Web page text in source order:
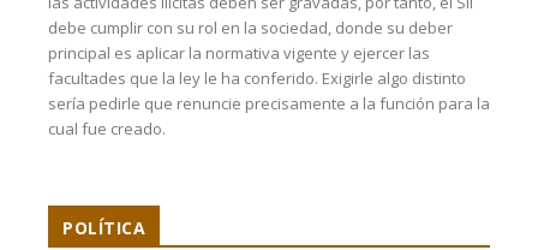
debe cumplir con su rol en la sociedad, donde su deber
principal es aplicar la normativa vigente y ejercer las
facultades que la ley le ha conferido. Exigirle algo distinto
sería pedirle que renuncie precisamente a la función para la
cual fue creado.
POLÍTICA